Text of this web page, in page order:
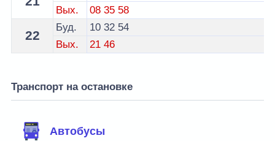
Вых.
08 35 58
22
Буд. 10 32 54
Вых.
21 46
Транспорт на остановке
Автобусы